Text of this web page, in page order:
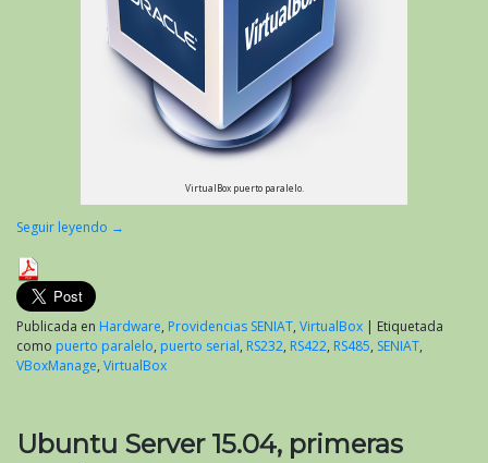
VirtualBox puerto paralelo.
Seguir leyendo →
Publicada en Hardware, Providencias SENIAT, VirtualBox | Etiquetada
como puerto paralelo, puerto serial, RS232, RS422, RS485, SENIAT,
VBoxManage, VirtualBox
Ubuntu Server 15.04, primeras